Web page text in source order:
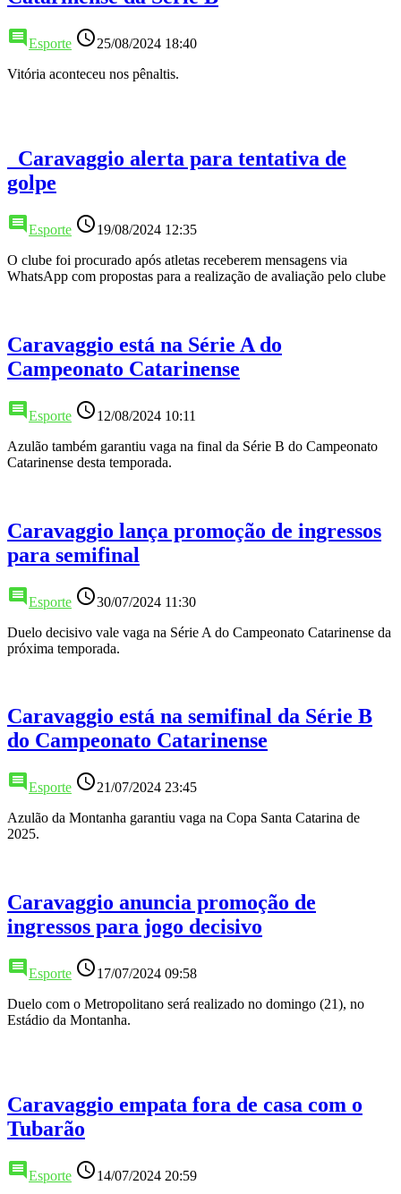
comment Esporte access_time25/08/2024 18:40
Vitória aconteceu nos pênaltis.
Caravaggio alerta para tentativa de
golpe
comment Esporte access_time19/08/2024 12:35
O clube foi procurado após atletas receberem mensagens via
WhatsApp com propostas para a realização de avaliação pelo clube
Caravaggio está na Série A do
Campeonato Catarinense
comment Esporte access_time12/08/2024 10:11
Azulão também garantiu vaga na final da Série B do Campeonato
Catarinense desta temporada.
Caravaggio lança promoção de ingressos
para semifinal
comment Esporte access_time30/07/2024 11:30
Duelo decisivo vale vaga na Série A do Campeonato Catarinense da
próxima temporada.
Caravaggio está na semifinal da Série B
do Campeonato Catarinense
comment Esporte access_time21/07/2024 23:45
Azulão da Montanha garantiu vaga na Copa Santa Catarina de
2025.
Caravaggio anuncia promoção de
ingressos para jogo decisivo
comment Esporte access_time17/07/2024 09:58
Duelo com o Metropolitano será realizado no domingo (21), no
Estádio da Montanha.
Caravaggio empata fora de casa com o
Tubarão
comment Esporte access_time14/07/2024 20:59